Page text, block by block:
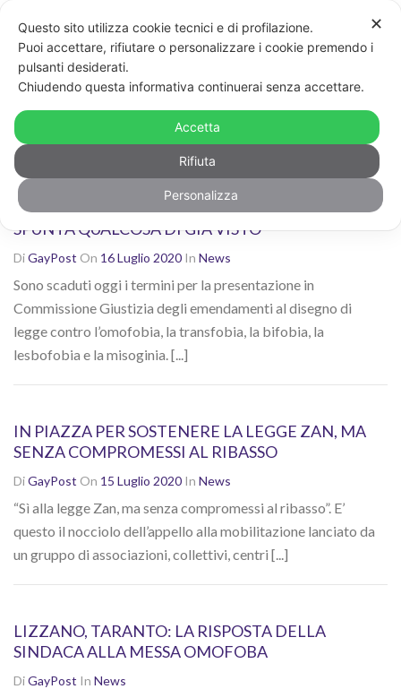
CERCA
Ricerca risultati per: "omofobia"
Non sei contento dei risultati? Cerca di nuovo con altre
parole chiave
LEGGE ZAN: PRESENTATI GLI EMENDAMENTI E
SPUNTA QUALCOSA DI GIÀ VISTO
DiGayPost On 16 Luglio 2020 In News
Sono scaduti oggi i termini per la presentazione in
Commissione Giustizia degli emendamenti al disegno di
legge contro l’omofobia, la transfobia, la bifobia, la
lesbofobia e la misoginia. [...]
IN PIAZZA PER SOSTENERE LA LEGGE ZAN, MA
SENZA COMPROMESSI AL RIBASSO
DiGayPost On 15 Luglio 2020 In News
“Sì alla legge Zan, ma senza compromessi al ribasso”. E’
questo il nocciolo dell’appello alla mobilitazione lanciato da
un gruppo di associazioni, collettivi, centri [...]
LIZZANO, TARANTO: LA RISPOSTA DELLA
SINDACA ALLA MESSA OMOFOBA
DiGayPost In News
✕
Questo sito utilizza cookie tecnici e di profilazione.
Puoi accettare, rifiutare o personalizzare i cookie premendo i
pulsanti desiderati.
Chiudendo questa informativa continuerai senza accettare.
Accetta
Rifiuta
Personalizza